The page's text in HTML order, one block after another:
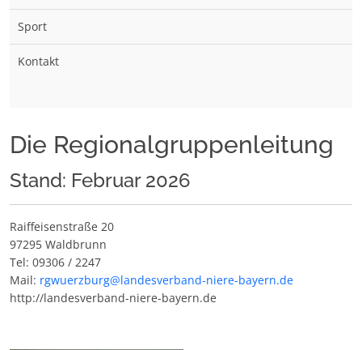
Sport
Kontakt
Die Regionalgruppenleitung
Stand: Februar 2026
Raiffeisenstraße 20
97295 Waldbrunn
Tel: 09306 / 2247
Mail: rgwuerzburg@landesverband-niere-bayern.de
http://landesverband-niere-bayern.de